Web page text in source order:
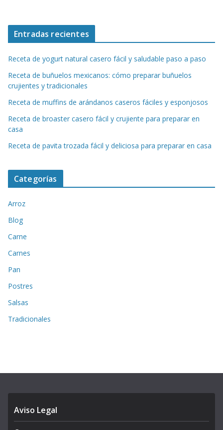
Entradas recientes
Receta de yogurt natural casero fácil y saludable paso a paso
Receta de buñuelos mexicanos: cómo preparar buñuelos
crujientes y tradicionales
Receta de muffins de arándanos caseros fáciles y esponjosos
Receta de broaster casero fácil y crujiente para preparar en
casa
Receta de pavita trozada fácil y deliciosa para preparar en casa
Categorías
Arroz
Blog
Carne
Carnes
Pan
Postres
Salsas
Tradicionales
Aviso Legal